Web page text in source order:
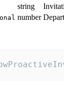
string
number